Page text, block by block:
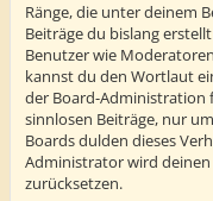
Ränge, die unter deinem
Beiträge du bislang
Benutzer wie
kannst du den Wortlaut
der Board-Administration
sinnlosen Beiträge, nur
Boards dulden dieses
Administrator wird
zurücksetzen.